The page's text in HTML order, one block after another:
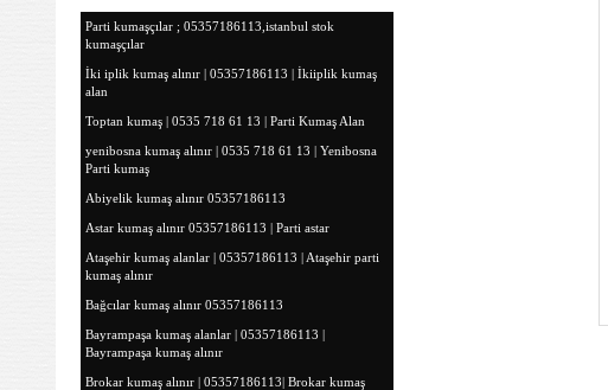
Parti kumaşçılar ; 05357186113,istanbul stok
kumaşçılar
İki iplik kumaş alınır | 05357186113 | İkiiplik kumaş
alan
Toptan kumaş | 0535 718 61 13 | Parti Kumaş Alan
yenibosna kumaş alınır | 0535 718 61 13 | Yenibosna
Parti kumaş
Abiyelik kumaş alınır 05357186113
Astar kumaş alınır 05357186113 | Parti astar
Ataşehir kumaş alanlar | 05357186113 | Ataşehir parti
kumaş alınır
Bağcılar kumaş alınır 05357186113
Bayrampaşa kumaş alanlar | 05357186113 |
Bayrampaşa kumaş alınır
Brokar kumaş alınır | 05357186113| Brokar kumaş